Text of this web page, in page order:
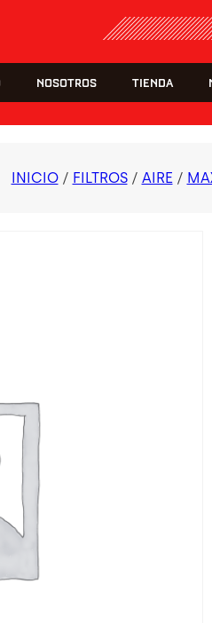
NOSOTROS TIENDA
INICIO/ FILTROS/ AIRE/